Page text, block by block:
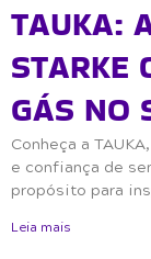
TAUKA:
STARKE
GÁS NO
Conheça a
e confiança de
propósito para
Leia mais